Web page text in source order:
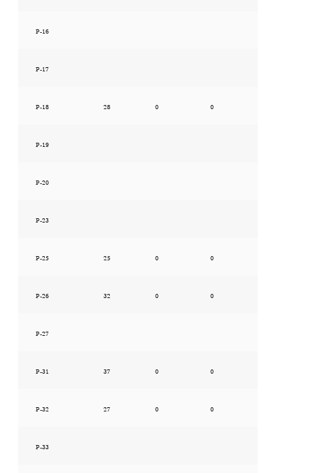
P-16
P-17
P-18 28 0 0
P-19
P-20
P-23
P-25 25 0 0
P-26 32 0 0
P-27
P-31 37 0 0
P-32 27 0 0
P-33